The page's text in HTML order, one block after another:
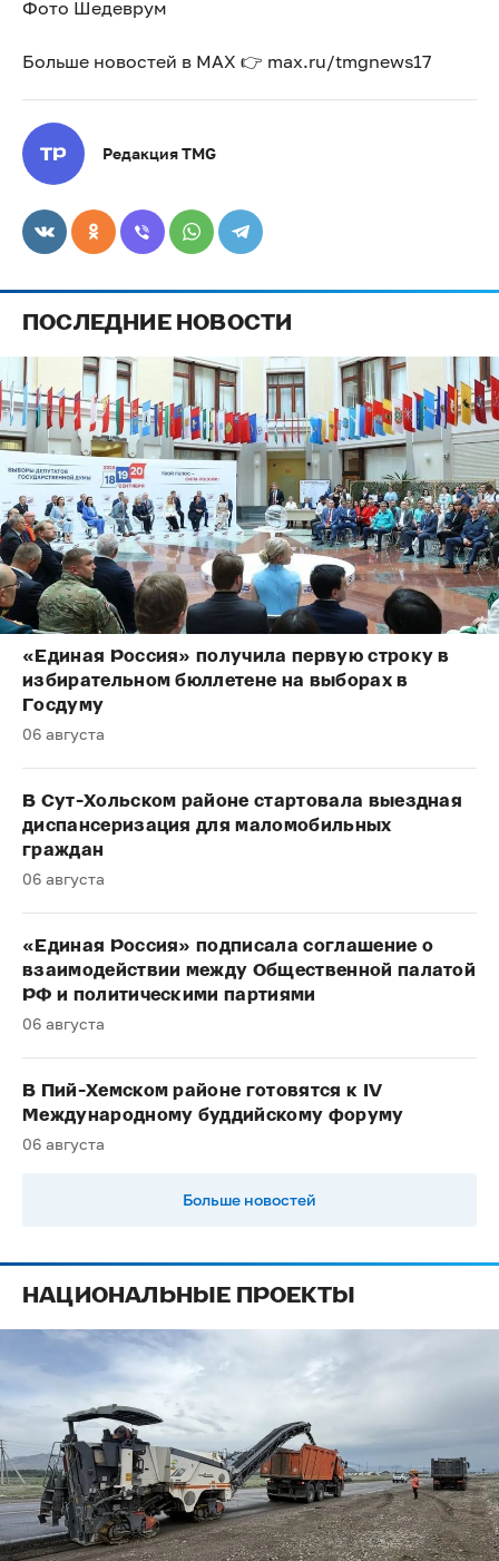
Фото Шедеврум
Больше новостей в МАХ 👉 max.ru/tmgnews17
Редакция TMG
ПОСЛЕДНИЕ НОВОСТИ
«Единая Россия» получила первую строку в
избирательном бюллетене на выборах в
Госдуму
06 августа
В Сут-Хольском районе стартовала выездная
диспансеризация для маломобильных
граждан
06 августа
«Единая Россия» подписала соглашение о
взаимодействии между Общественной палатой
РФ и политическими партиями
06 августа
В Пий-Хемском районе готовятся к IV
Международному буддийскому форуму
06 августа
Больше новостей
НАЦИОНАЛЬНЫЕ ПРОЕКТЫ